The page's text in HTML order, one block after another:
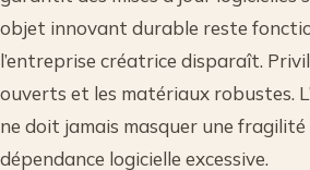
objet innovant durable reste
l’entreprise créatrice disparaît.
ouverts et les matériaux robustes.
ne doit jamais masquer une
dépendance logicielle excessive.